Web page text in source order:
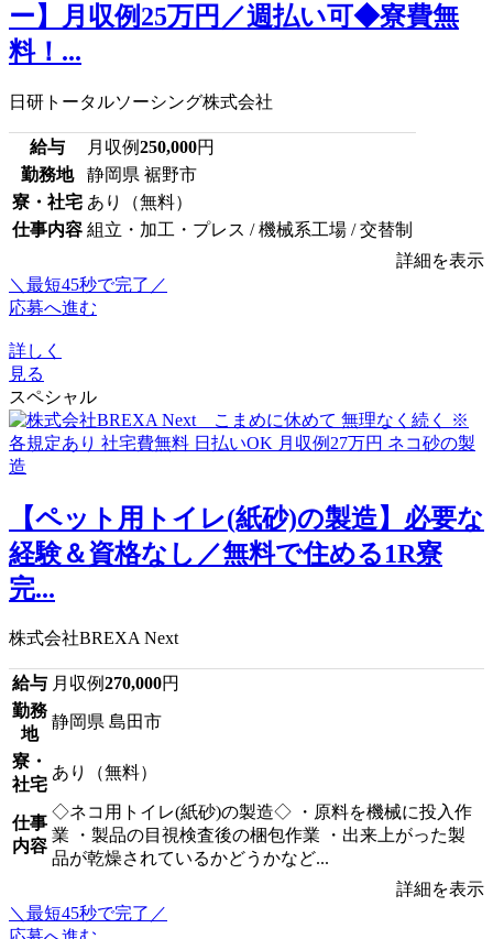
ー】月収例25万円／週払い可◆寮費無
料！...
日研トータルソーシング株式会社
給与 月収例250,000円
勤務地
静岡県 裾野市
寮・社宅 あり（無料）
仕事内容 組立・加工・プレス / 機械系工場 / 交替制
詳細を表示
＼最短45秒で完了／
応募へ進む
詳しく
見る
スペシャル
【ペット用トイレ(紙砂)の製造】必要な
経験＆資格なし／無料で住める1R寮
完...
株式会社BREXA Next
給与 月収例270,000円
勤務
地
静岡県 島田市
寮・
社宅
あり（無料）
仕事
内容
◇ネコ用トイレ(紙砂)の製造◇ ・原料を機械に投入作
業 ・製品の目視検査後の梱包作業 ・出来上がった製
品が乾燥されているかどうかなど...
詳細を表示
＼最短45秒で完了／